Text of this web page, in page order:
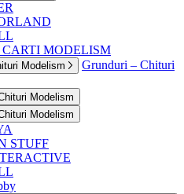
CARTI MODELISM
Modelism
Grunduri – Chituri
Modelism
Modelism
STUFF